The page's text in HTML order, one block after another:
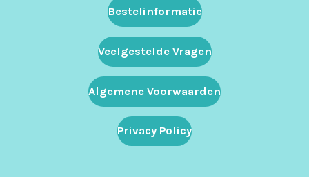
Bestelinformatie
Veelgestelde Vragen
Algemene Voorwaarden
Privacy Policy